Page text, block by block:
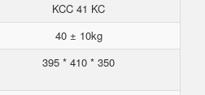
KCC 41 KC
40 ± 10kg
395 * 410 * 350